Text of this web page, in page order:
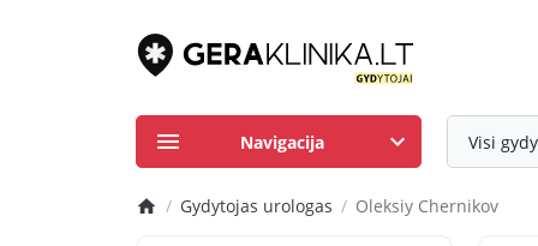
Visi
Navigacija
Gydytojas urologas Oleksiy Chernikov